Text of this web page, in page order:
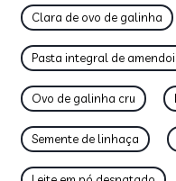
Clara de ovo de galinha
Pasta integral de
Ovo de galinha cru
Semente de linhaça